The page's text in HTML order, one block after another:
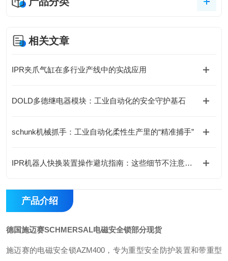
相关文章
IPR夹爪气缸在多行业产线中的实战应用
DOLD多德继电器模块：工业自动化的安全守护基石
schunk机械抓手：工业自动化柔性生产里的“精准捕手”
IPR机器人快换装置操作避坑指南：这些细节不注意，快换优势全白搭
产品介绍
德国施迈赛SCHMERSAL电磁安全锁部分现货
施迈赛的电磁安全锁AZM400，专为重型安全防护装置和带重型